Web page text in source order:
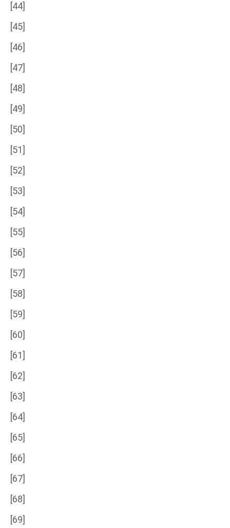
[44]
[45]
[46]
[47]
[48]
[49]
[50]
[51]
[52]
[53]
[54]
[55]
[56]
[57]
[58]
[59]
[60]
[61]
[62]
[63]
[64]
[65]
[66]
[67]
[68]
[69]